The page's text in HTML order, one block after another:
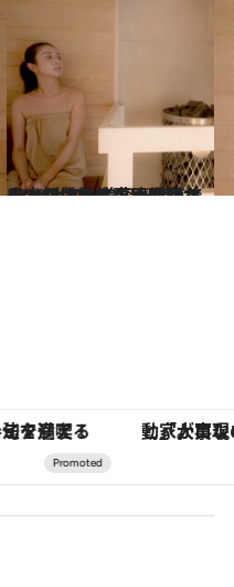
2022.4.2
日本初の女性専用個室サウナが登場 美容も癒しも“ととのい”も 表参道で一人だけのサウナ時間を
ライフスタイル
「大事なのは地域の意識を変えること」。ロレックス賞受賞の自然保護活動家が実現させたナイジェリアの自然環境の復活 ヴァシュロン・コンスタンタ